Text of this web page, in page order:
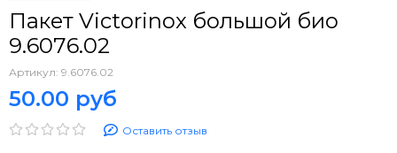
Пакет Victorinox большой био
9.6076.02
Артикул: 9.6076.02
50.00 руб
Оставить отзыв